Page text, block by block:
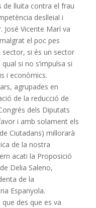
de lluita contra el frau
deslleial i
Vicente Marí va
el poc pes
sector, si és un sector
si no s’impulsa si
i econòmics.
agrupades en
de la reducció de
dels Diputats
i amb solament els
Ciutadans) millorarà
de la nostra
acati la Proposició
Delia Saleno,
de la
Espanyola.
que des que es va